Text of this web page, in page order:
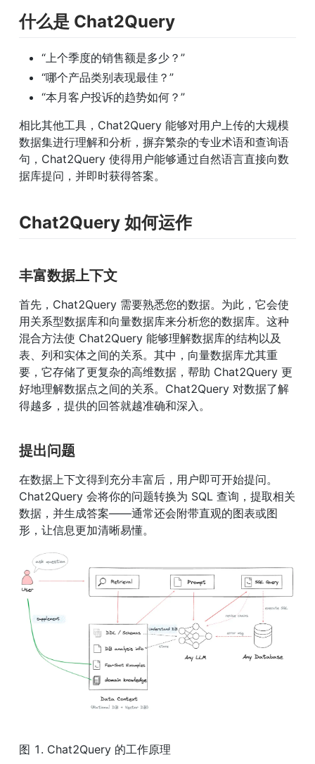
什么是 Chat2Query
“上个季度的销售额是多少？”
“哪个产品类别表现最佳？”
“本月客户投诉的趋势如何？”
相比其他工具，Chat2Query 能够对用户上传的大规模
数据集进行理解和分析，摒弃繁杂的专业术语和查询语
句，Chat2Query 使得用户能够通过自然语言直接向数
据库提问，并即时获得答案。
Chat2Query 如何运作
丰富数据上下文
首先，Chat2Query 需要熟悉您的数据。为此，它会使
用关系型数据库和向量数据库来分析您的数据库。这种
混合方法使 Chat2Query 能够理解数据库的结构以及
表、列和实体之间的关系。其中，向量数据库尤其重
要，它存储了更复杂的高维数据，帮助 Chat2Query 更
好地理解数据点之间的关系。Chat2Query 对数据了解
得越多，提供的回答就越准确和深入。
提出问题
在数据上下文得到充分丰富后，用户即可开始提问。
Chat2Query 会将你的问题转换为 SQL 查询，提取相关
数据，并生成答案——通常还会附带直观的图表或图
形，让信息更加清晰易懂。
图 1. Chat2Query 的工作原理